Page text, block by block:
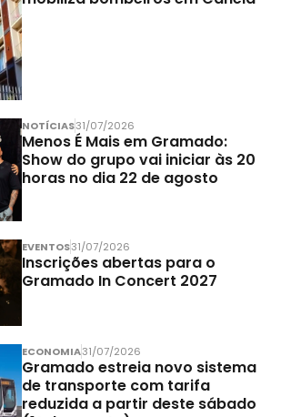
NOTÍCIAS31/07/2026
Menos É Mais em Gramado:
Show do grupo vai iniciar às 20
horas no dia 22 de agosto
EVENTOS31/07/2026
Inscrições abertas para o
Gramado In Concert 2027
ECONOMIA31/07/2026
Gramado estreia novo sistema
de transporte com tarifa
reduzida a partir deste sábado